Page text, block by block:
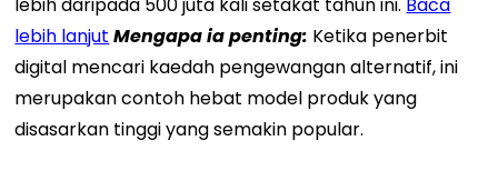
lebih lanjut Mengapa ia penting: Ketika penerbit
digital mencari kaedah pengewangan alternatif, ini
merupakan contoh hebat model produk yang
disasarkan tinggi yang semakin popular.